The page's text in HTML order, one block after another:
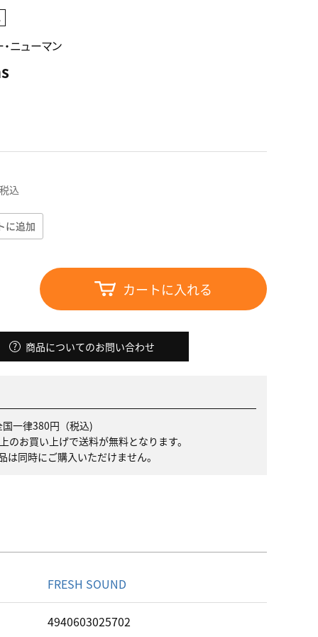
ニューマン
込
に追加
カートに入れる
商品についてのお問い合わせ
一律380円（税込)
のお買い上げで送料が無料となります。
同時にご購入いただけません。
FRESH SOUND
4940603025702